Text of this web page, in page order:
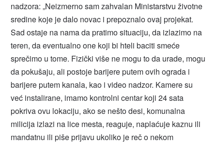
nadzora: „Neizmerno sam zahvalan Ministarstvu životne
sredine koje je dalo novac i prepoznalo ovaj projekat.
Sad ostaje na nama da pratimo situaciju, da izlazimo na
teren, da eventualno one koji bi hteli baciti smeće
sprečimo u tome. Fizički više ne mogu to da urade, mogu
da pokušaju, ali postoje barijere putem ovih ograda i
barijere putem kanala, kao i video nadzor. Kamere su
već instalirane, imamo kontrolni centar koji 24 sata
pokriva ovu lokaciju, ako se nešto desi, komunalna
milicija izlazi na lice mesta, reaguje, naplaćuje kaznu ili
mandatnu ili piše prijavu ukoliko je reč o nekom